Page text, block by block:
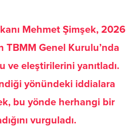
Mehmet Şimşek, 2026
TBMM Genel Kurulu’nda
ve eleştirilerini yanıtladı.
yönündeki iddialara
bu yönde herhangi bir
vurguladı.